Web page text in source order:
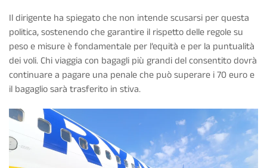
Il dirigente ha spiegato che non intende scusarsi per questa
politica, sostenendo che garantire il rispetto delle regole su
peso e misure è fondamentale per l’equità e per la puntualità
dei voli. Chi viaggia con bagagli più grandi del consentito dovrà
continuare a pagare una penale che può superare i 70 euro e
il bagaglio sarà trasferito in stiva.